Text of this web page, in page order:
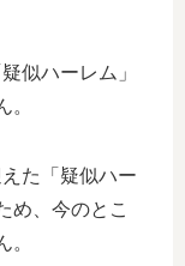
似ハーレム」
。
た「疑似ハー
め、今のとこ
。